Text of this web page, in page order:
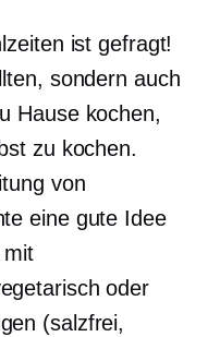
ist gefragt!
sondern auch
Hause kochen,
zu kochen.
von
eine gute Idee
mit
oder
(salzfrei,